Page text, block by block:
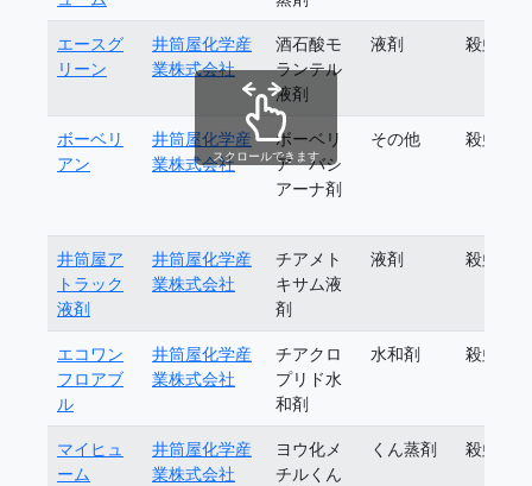
エースグ
リーン
井筒屋化学産
業株式会社
酒石酸モ
ランテル
液剤
液剤 殺虫剤
ボーベリ
アン
井筒屋化学産
業株式会社
ボーベリ
ア バシ
アーナ剤
その他 殺虫剤
井筒屋ア
トラック
液剤
井筒屋化学産
業株式会社
チアメト
キサム液
剤
液剤 殺虫剤
エコワン
フロアブ
ル
井筒屋化学産
業株式会社
チアクロ
プリド水
和剤
水和剤 殺虫剤
マイヒュ
ーム
井筒屋化学産
業株式会社
ヨウ化メ
チルくん
くん蒸剤 殺虫剤
スクロールできます